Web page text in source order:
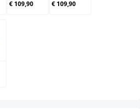
€ 109,90
€ 109,90